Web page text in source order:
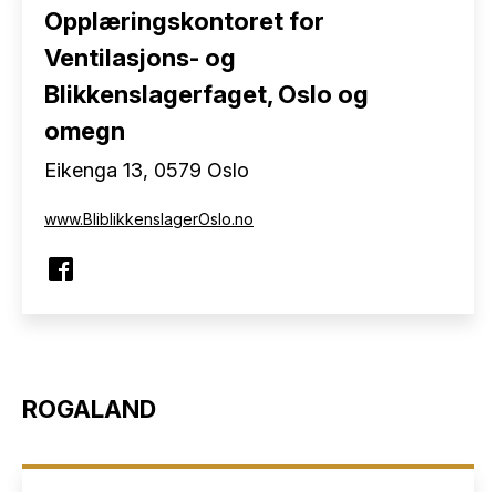
Opplæringskontoret for
Ventilasjons- og
Blikkenslagerfaget, Oslo og
omegn
Eikenga 13, 0579 Oslo
www.BliblikkenslagerOslo.no
ROGALAND